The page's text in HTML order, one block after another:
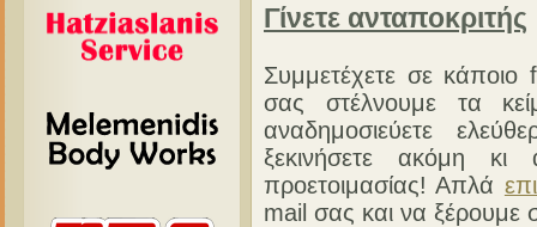
Γίνετε ανταποκριτής
Συμμετέχετε σε
σας στέλνουμε τα
αναδημοσιεύετε
ξεκινήσετε ακόμη
προετοιμασίας! Απλά
mail σας και να ξέρουμε